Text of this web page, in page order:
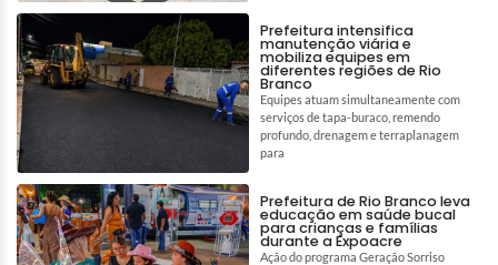
Prefeitura intensifica
manutenção viária e
mobiliza equipes em
diferentes regiões de Rio
Branco
Equipes atuam simultaneamente com
serviços de tapa-buraco, remendo
profundo, drenagem e terraplanagem
para
Prefeitura de Rio Branco leva
educação em saúde bucal
para crianças e famílias
durante a Expoacre
Ação do programa Geração Sorriso